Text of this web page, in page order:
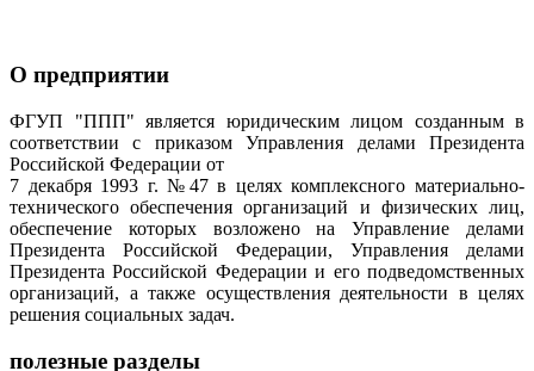
О предприятии
ФГУП "ППП" является юридическим лицом созданным в
соответствии с приказом Управления делами Президента
Российской Федерации от
7 декабря 1993 г. №47 в целях комплексного материально-
технического обеспечения организаций и физических лиц,
обеспечение которых возложено на Управление делами
Президента Российской Федерации, Управления делами
Президента Российской Федерации и его подведомственных
организаций, а также осуществления деятельности в целях
решения социальных задач.
полезные разделы